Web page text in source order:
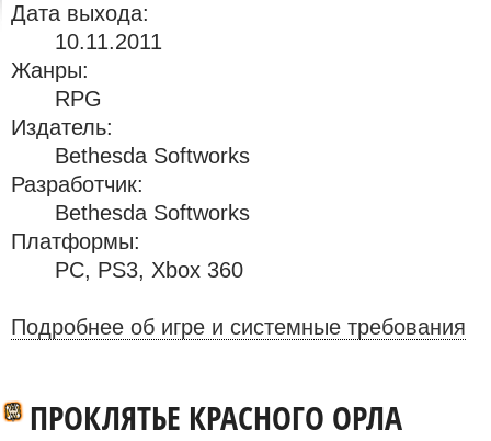
Дата выхода:
10.11.2011
Жанры:
RPG
Издатель:
Bethesda Softworks
Разработчик:
Bethesda Softworks
Платформы:
PC, PS3, Xbox 360
Подробнее об игре и системные требования
ПРОКЛЯТЬЕ КРАСНОГО ОРЛА